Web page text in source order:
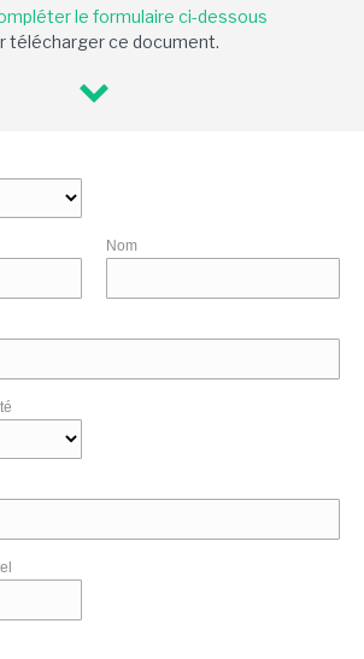
le formulaire ci-dessous
télécharger ce document.
Nom